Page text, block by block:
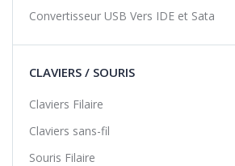
Convertisseur USB Vers IDE et Sata
CLAVIERS / SOURIS
Claviers Filaire
Claviers sans-fil
Souris Filaire